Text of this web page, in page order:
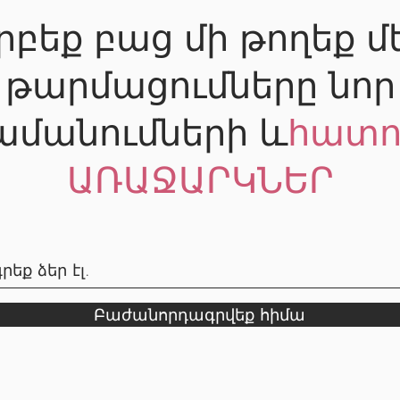
բաց մի թողեք
թարմացումները նոր
և
ԱՌԱՋԱՐԿՆԵՐ
Բաժանորդագրվեք հիմա